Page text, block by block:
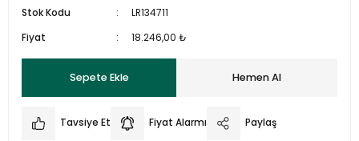
Stok Kodu
LR134711
Fiyat
18.246,00 ₺
Sepete Ekle Hemen Al
Tavsiye Et Fiyat Alarmı Paylaş